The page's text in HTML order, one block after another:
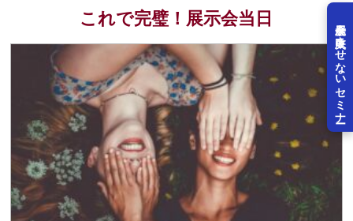
展示会を失敗させないセミナー
これで完璧！展示会当日